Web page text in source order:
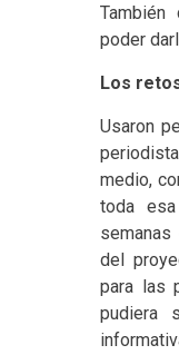
También
poder
Los
Usaron
medio,
toda
del
para las
pudiera